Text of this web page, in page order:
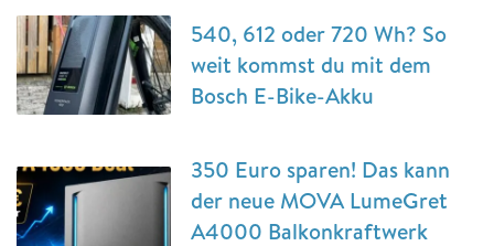
540, 612 oder 720 Wh? So
weit kommst du mit dem
Bosch E-Bike-Akku
350 Euro sparen! Das kann
der neue MOVA LumeGret
A4000 Balkonkraftwerk